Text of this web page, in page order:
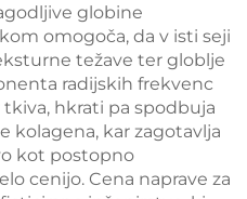
globine
omogoča, da v isti seji
težave ter globlje
radijskih frekvenc
hkrati pa spodbuja
kolagena, kar zagotavlja
kot postopno
cenijo. Cena naprave za